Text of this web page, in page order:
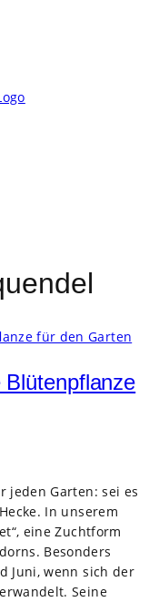
jeden Gar­ten: sei es
In unse­rem
eine Zucht­form
Beson­ders
Juni, wenn sich der
Seine